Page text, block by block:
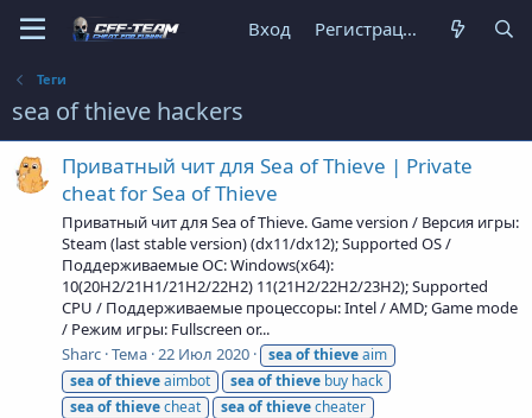
Вход Регистрация
Теги
sea of thieve hackers
Приватный чит для Sea of Thieve | Private
cheat for Sea of Thieve
Приватный чит для Sea of Thieve. Game version / Версия игры:
Steam (last stable version) (dx11/dx12); Supported OS /
Поддерживаемые ОС: Windows(x64):
10(20H2/21H1/21H2/22H2) 11(21H2/22H2/23H2); Supported
CPU / Поддерживаемые процессоры: Intel / AMD; Game mode
/ Режим игры: Fullscreen or...
Sharc Тема 22 Июл 2020 seaofthieveaim
seaofthieveaimbot seaofthieve buy hack
seaofthievecheat seaofthievecheater